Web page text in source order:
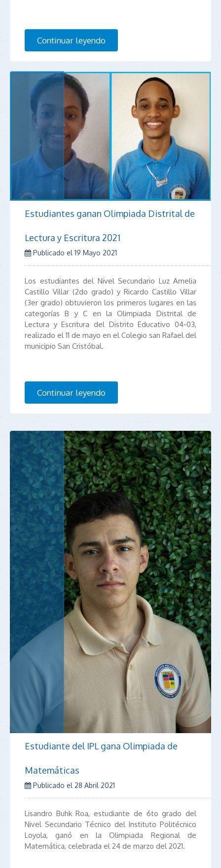
Continuar leyendo
Estudiantes ganan Olimpiada Distrital de
Lectura y Escritura 2021
Publicado el 19 Mayo 2021
Los estudiantes del Nivel Secundario Luz Amelia
Castillo Villar (2do grado) y Ricardo Castillo Villar
(3er grado) obtuvieron los primeros lugares en las
categorías B y C en la Olimpiada Distrital de
Lectura y Escritura del Distrito Educativo 04-03,
realizado el 11 de mayo en el Colegio san Rafael del
municipio San Cristóbal.
Continuar leyendo
Estudiante del IPL gana Olimpiada de
Matemáticas
Publicado el 28 Abril 2021
Lisandro Buhk Roa, estudiante de 6to grado del
Nivel Secundario Técnico del Instituto Politécnico
Loyola, ganó en la Olimpiada Regional de
Matemática, celebrada el 24 de marzo del 2021.